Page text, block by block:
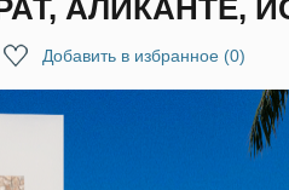
АЛИКАНТЕ,
Добавить в избранное (0)